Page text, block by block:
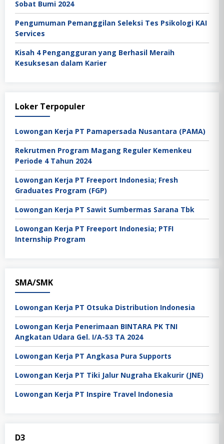
Sobat Bumi 2024
Pengumuman Pemanggilan Seleksi Tes Psikologi KAI
Services
Kisah 4 Pengangguran yang Berhasil Meraih
Kesuksesan dalam Karier
Loker Terpopuler
Lowongan Kerja PT Pamapersada Nusantara (PAMA)
Rekrutmen Program Magang Reguler Kemenkeu
Periode 4 Tahun 2024
Lowongan Kerja PT Freeport Indonesia; Fresh
Graduates Program (FGP)
Lowongan Kerja PT Sawit Sumbermas Sarana Tbk
Lowongan Kerja PT Freeport Indonesia; PTFI
Internship Program
SMA/SMK
Lowongan Kerja PT Otsuka Distribution Indonesia
Lowongan Kerja Penerimaan BINTARA PK TNI
Angkatan Udara Gel. I/A-53 TA 2024
Lowongan Kerja PT Angkasa Pura Supports
Lowongan Kerja PT Tiki Jalur Nugraha Ekakurir (JNE)
Lowongan Kerja PT Inspire Travel Indonesia
D3